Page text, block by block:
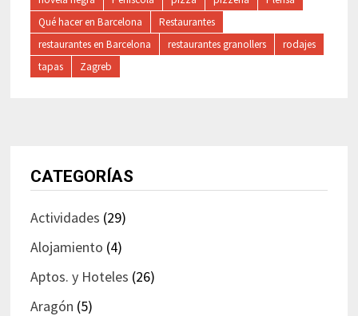
Qué hacer en Barcelona
Restaurantes
restaurantes en Barcelona
restaurantes granollers
rodajes
tapas
Zagreb
CATEGORÍAS
Actividades (29)
Alojamiento (4)
Aptos. y Hoteles (26)
Aragón (5)